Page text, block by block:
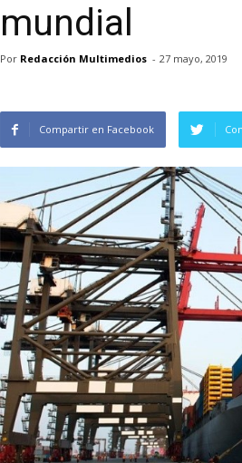
mundial
Por Redacción Multimedios - 27 mayo, 2019
Compartir en Facebook